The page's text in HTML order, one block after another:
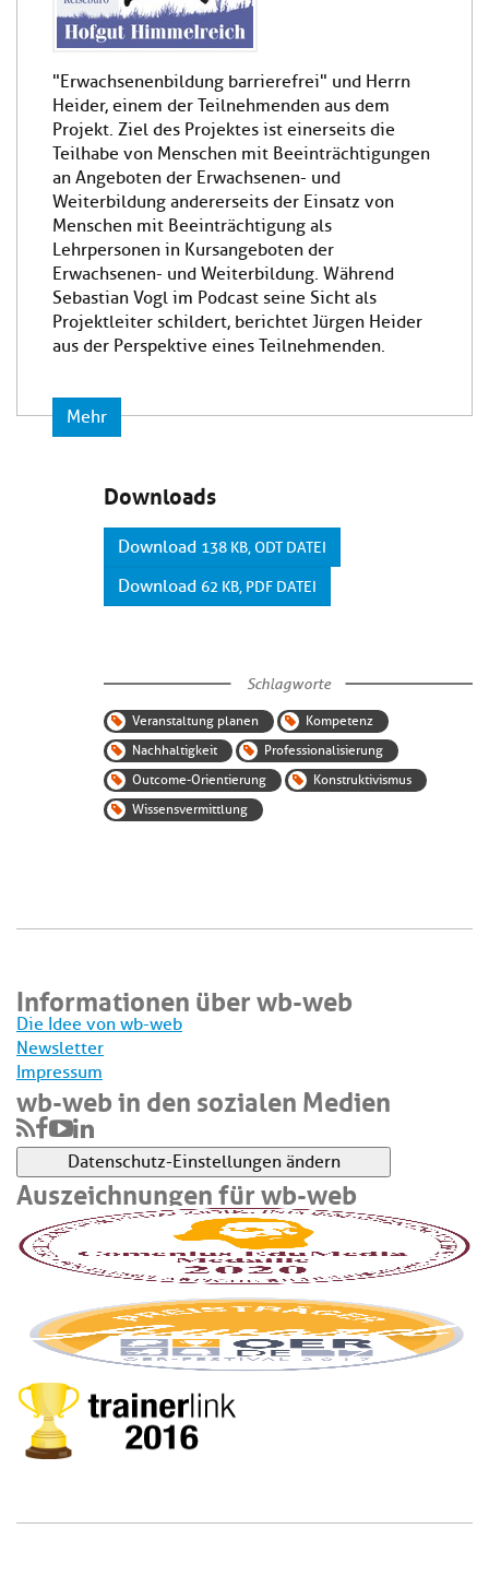
"Erwachsenenbildung barrierefrei" und Herrn
Heider, einem der Teilnehmenden aus dem
Projekt. Ziel des Projektes ist einerseits die
Teilhabe von Menschen mit Beeinträchtigungen
an Angeboten der Erwachsenen- und
Weiterbildung andererseits der Einsatz von
Menschen mit Beeinträchtigung als
Lehrpersonen in Kursangeboten der
Erwachsenen- und Weiterbildung. Während
Sebastian Vogl im Podcast seine Sicht als
Projektleiter schildert, berichtet Jürgen Heider
aus der Perspektive eines Teilnehmenden.
Mehr
Downloads
Download 138 KB, ODT DATEI
Download 62 KB, PDF DATEI
Schlagworte
Veranstaltung planen
Kompetenz
Nachhaltigkeit
Professionalisierung
Outcome-Orientierung
Konstruktivismus
Wissensvermittlung
Informationen über wb-web
Die Idee von wb-web
Newsletter
Impressum
wb-web in den sozialen Medien
Datenschutz-Einstellungen ändern
Auszeichnungen für wb-web